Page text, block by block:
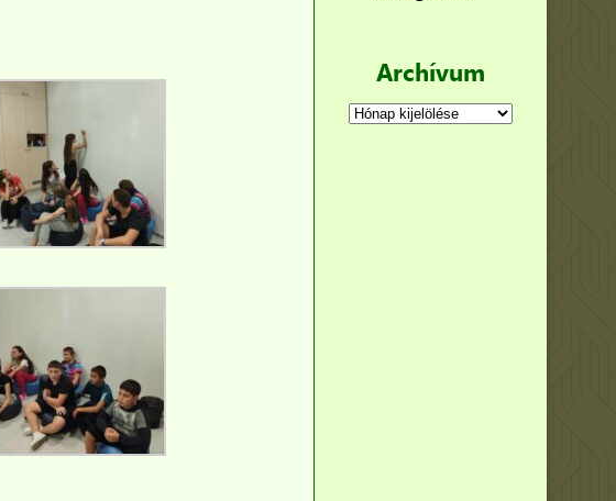
Archívum
Archívum